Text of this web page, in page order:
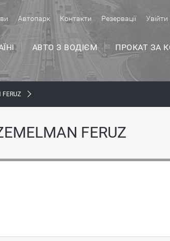
АВТО З ВОДІЄМ ПРОКАТ ЗА
Автопарк Контакти Резервації Увійти
FERUZ